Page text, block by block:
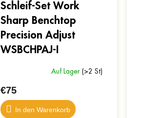
Schleif-Set Work
Sharp Benchtop
Precision Adjust
WSBCHPAJ-I
Auf Lager (>2 St)
€75
In den Warenkorb